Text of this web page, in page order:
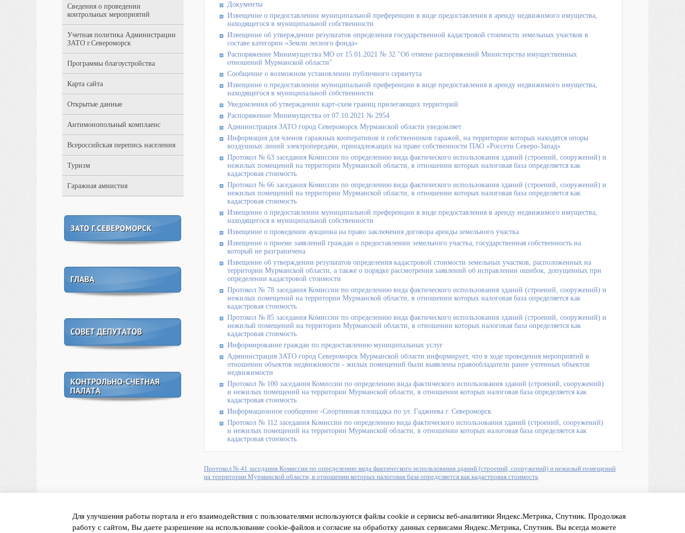
Сведения о проведении
контрольных мероприятий
Учетная политика Администрации
ЗАТО г.Североморск
Программы благоустройства
Карта сайта
Открытые данные
Антимонопольный комплаенс
Всероссийская перепись населения
Туризм
Гаражная амнистия
Документы
Извещение о предоставлении муниципальной преференции в виде предоставления в аренду недвижимого имущества,
находящегося в муниципальной собственности
Извещение об утверждении результатов определения государственной кадастровой стоимости земельных участков в
составе категории «Земли лесного фонда»
Распоряжение Минимущества МО от 15.01.2021 № 32 "Об отмене распоряжений Министерства имущественных
отношений Мурманской области"
Сообщение о возможном установлении публичного сервитута
Извещение о предоставлении муниципальной преференции в виде предоставления в аренду недвижимого имущества,
находящегося в муниципальной собственности
Уведомления об утверждении карт-схем границ прилегающих территорий
Распоряжение Минимущества от 07.10.2021 № 2954
Администрация ЗАТО город Североморск Мурманской области уведомляет
Информация для членов гаражных кооперативов и собственников гаражей, на территории которых находятся опоры
воздушных линий электропередачи, принадлежащих на праве собственности ПАО «Россети Северо-Запад»
Протокол № 63 заседания Комиссии по определению вида фактического использования зданий (строений, сооружений) и
нежилых помещений на территории Мурманской области, в отношении которых налоговая база определяется как
кадастровая стоимость
Протокол № 66 заседания Комиссии по определению вида фактического использования зданий (строений, сооружений) и
нежилых помещений на территории Мурманской области, в отношении которых налоговая база определяется как
кадастровая стоимость
Извещение о предоставлении муниципальной преференции в виде предоставления в аренду недвижимого имущества,
находящегося в муниципальной собственности
Извещение о проведении аукциона на право заключения договора аренды земельного участка
Извещение о приеме заявлений граждан о предоставлении земельного участка, государственная собственность на
который не разграничена
Извещение об утверждении результатов определения кадастровой стоимости земельных участков, расположенных на
территории Мурманской области, а также о порядке рассмотрения заявлений об исправлении ошибок, допущенных при
определении кадастровой стоимости
Протокол № 78 заседания Комиссии по определению вида фактического использования зданий (строений, сооружений) и
нежилых помещений на территории Мурманской области, в отношении которых налоговая база определяется как
кадастровая стоимость
Протокол № 85 заседания Комиссии по определению вида фактического использования зданий (строений, сооружений) и
нежилый помещений на территории Мурманской области, в отношении которых налоговая база определяется как
кадастровая стоимость
Информирование граждан по предоставлению муниципальных услуг
Администрация ЗАТО город Североморск Мурманской области информирует, что в ходе проведения мероприятий в
отношении объектов недвижимости - жилых помещений были выявлены правообладатели ранее учтенных объектов
недвижимости
Протокол № 100 заседания Комиссии по определению вида фактического использования зданий (строений, сооружений)
и нежилых помещений на территории Мурманской области, в отношении которых налоговая база определяется как
кадастровая стоимость
Информационное сообщение -Спортивная площадка по ул. Гаджиева г. Североморск
Протокол № 112 заседания Комиссии по определению вида фактического использования зданий (строений, сооружений)
и нежилых помещений на территории Мурманской области, в отношении которых налоговая база определяется как
кадастровая стоимость
Протокол № 41 заседания Комиссии по определению вида фактического использования зданий (строений, сооружений) и нежилый помещений
на территории Мурманской области, в отношении которых налоговая база определяется как кадастровая стоимость
Для улучшения работы портала и его взаимодействия с пользователями используются файлы cookie и сервисы веб-аналитики Яндекс.Метрика, Спутник. Продолжая
работу с сайтом, Вы даете разрешение на использование cookie-файлов и согласие на обработку данных сервисами Яндекс.Метрика, Спутник. Вы всегда можете